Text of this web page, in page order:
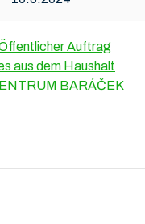
Auftrag
aus dem Haushalt
BARÁČEK